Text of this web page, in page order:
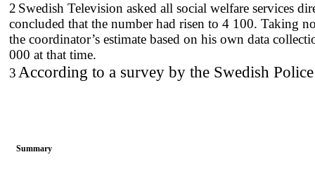
2 Swedish Television asked all social welfare services
concluded that the number had risen to 4 100. Taking
the coordinator’s estimate based on his own data
000 at that time.
3According to a survey by the Swedish
Summary